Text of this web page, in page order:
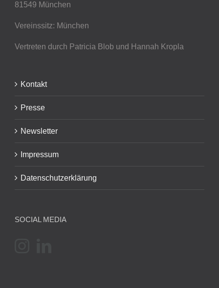
81549 München
Vereinssitz: München
Vertreten durch Patricia Blob und Hannah Kropla
Kontakt
Presse
Newsletter
Impressum
Datenschutzerklärung
SOCIAL MEDIA